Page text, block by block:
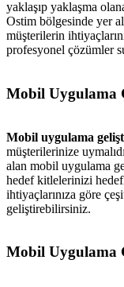
yaklaşıp yaklaşma
Ostim bölgesinde yer
müşterilerin
profesyonel çözümler
Mobil Uygulama
Mobil uygulama
müşterilerinize
alan mobil uygulama
hedef kitlelerinizi
ihtiyaçlarınıza göre
geliştirebilirsiniz.
Mobil Uygulama